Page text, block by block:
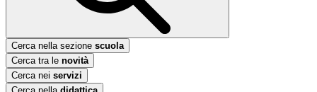
Cerca nella sezione scuola
Cerca tra le novità
Cerca nei servizi